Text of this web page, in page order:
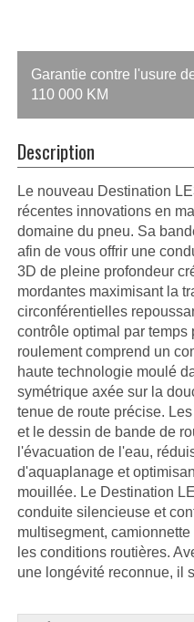
Garantie contre l'usure
110 000 KM
Description
Le nouveau Destination
récentes innovations en
domaine du pneu. Sa
afin de vous offrir une
3D de pleine profondeur
mordantes maximisant la
circonférentielles
contrôle optimal par
roulement comprend un
haute technologie moulé
symétrique axée sur la
tenue de route précise.
et le dessin de bande de
l'évacuation de l'eau,
d'aquaplanage et
mouillée. Le Destination
conduite silencieuse et
multisegment,
les conditions routières.
une longévité reconnue, il